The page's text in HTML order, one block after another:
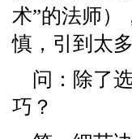
术”的法师）
慎，引到太
问：除了
巧？